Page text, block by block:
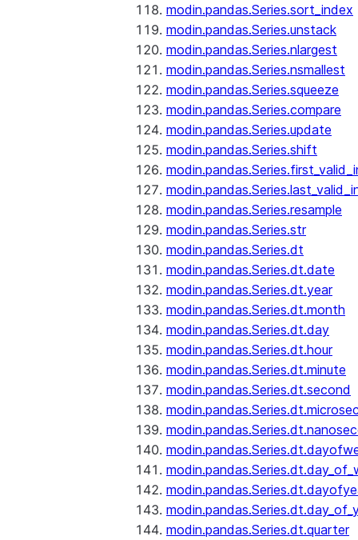
modin.pandas.Series.sort_index
modin.pandas.Series.unstack
modin.pandas.Series.nlargest
modin.pandas.Series.nsmallest
modin.pandas.Series.squeeze
modin.pandas.Series.compare
modin.pandas.Series.update
modin.pandas.Series.shift
modin.pandas.Series.resample
modin.pandas.Series.str
modin.pandas.Series.dt
modin.pandas.Series.dt.date
modin.pandas.Series.dt.year
modin.pandas.Series.dt.month
modin.pandas.Series.dt.day
modin.pandas.Series.dt.hour
modin.pandas.Series.dt.minute
modin.pandas.Series.dt.second
modin.pandas.Series.dt.quarter